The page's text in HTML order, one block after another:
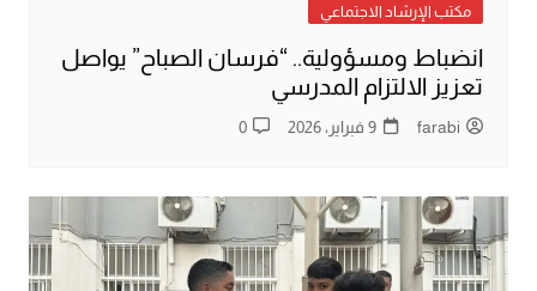
مكتب الإرشاد الاجتماعي
انضباط ومسؤولية.. “فرسان الصباح” يواصل
تعزيز الالتزام المدرسي
farabi 9 فبراير، 2026 0